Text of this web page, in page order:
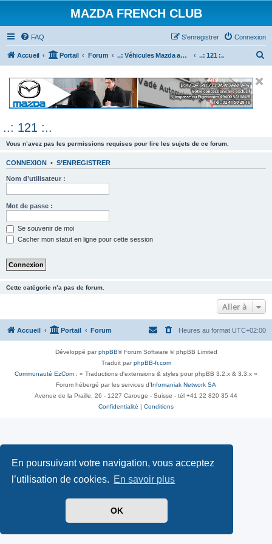
En poursuivant votre navigation, vous acceptez
l’utilisation de cookies. En savoir plus
OK
MAZDA FRENCH CLUB
FAQ Connexion
S’enregistrer
Accueil Portail Forum ..: Véhicules Mazda ancien (<2003) :.. ..: 121 :..
e
..: 121 :..
Vous n’avez pas les permissions requises pour lire les sujets de ce forum.
CONNEXION • S’ENREGISTRER
Nom d’utilisateur :
Mot de passe :
Se souvenir de moi
Cacher mon statut en ligne pour cette session
Cette catégorie n’a pas de forum.
Aller à
Accueil Portail Forum Heures au format UTC+02:00
Développé parphpBB® Forum Software © phpBB Limited
Traduit parphpBB-fr.com
Communauté EzCom : « Traductions d'extensions & styles pour phpBB 3.2.x & 3.3.x »
Forum hébergé par les services d’ Infomaniak Network SA
Avenue de la Praille, 26 - 1227 Carouge - Suisse - tél +41 22 820 35 44
Confidentialité
Conditions